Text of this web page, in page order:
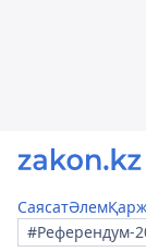
СаясатӘлем
#Референдум-